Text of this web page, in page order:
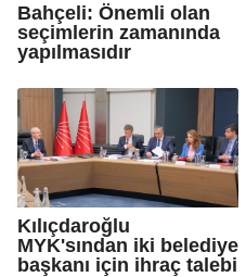
Bahçeli: Önemli olan
seçimlerin zamanında
yapılmasıdır
Kılıçdaroğlu
MYK'sından iki belediye
başkanı için ihraç talebi